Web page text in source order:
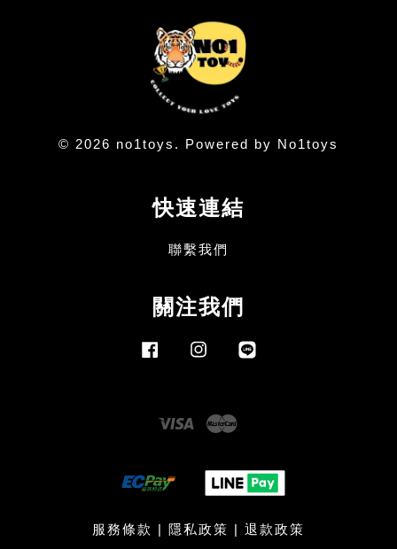
© 2026 no1toys. Powered by No1toys
快速連結
聯繫我們
關注我們
FacebookInstagram
Visa
服務條款 | 隱私政策 | 退款政策